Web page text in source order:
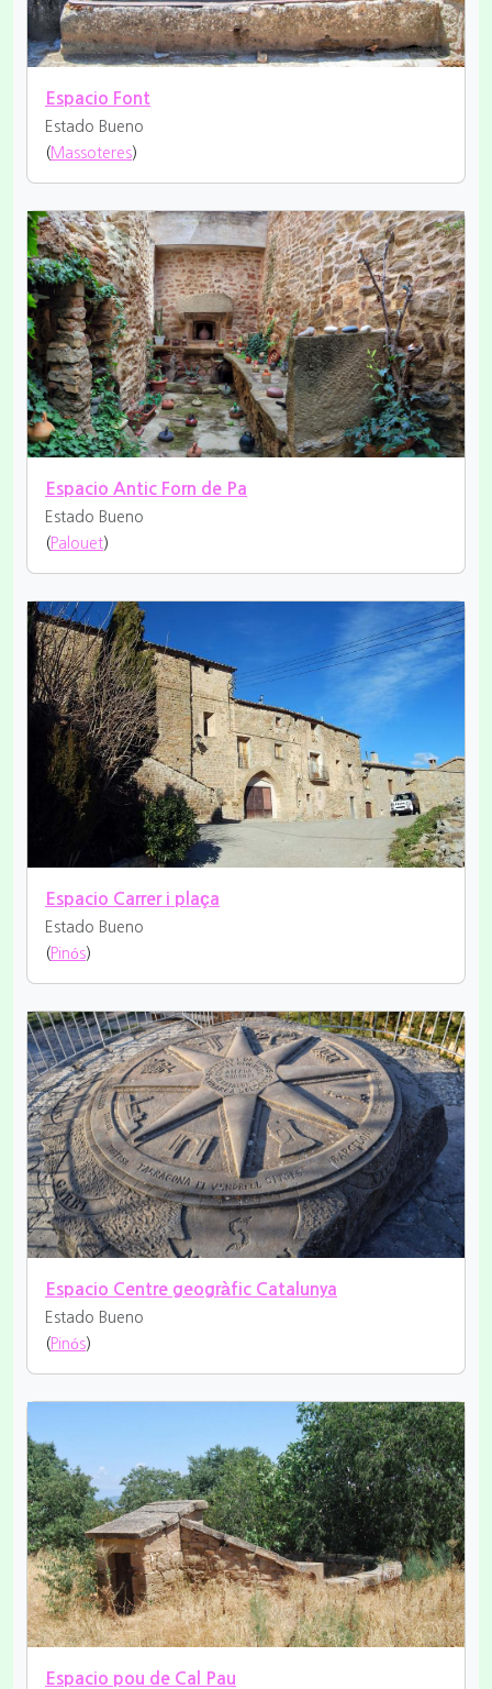
Espacio Font
Estado Bueno
( Massoteres)
Espacio Antic Forn de Pa
Estado Bueno
( Palouet)
Espacio Carrer i plaça
Estado Bueno
(Pinós)
Espacio Centre geogràfic Catalunya
Estado Bueno
(Pinós)
Espacio pou de Cal Pau